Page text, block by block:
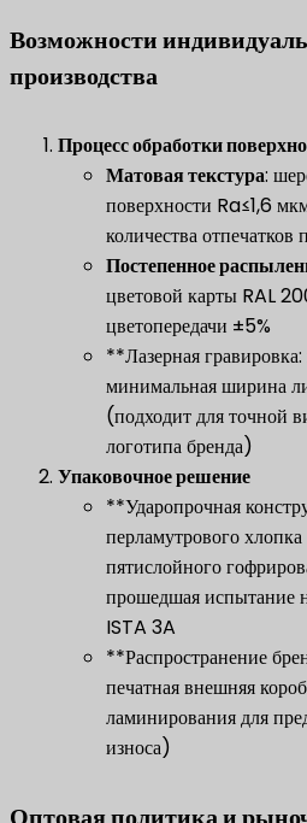
Возможности
производства
​Процесс обработки
Матовая текстура​:
поверхности Ra≤1,6
количества отпечатков
Постепенное
цветовой карты RAL
цветопередачи ±5%
**Лазерная
минимальная ширина
(подходит для точной
логотипа бренда)
​Упаковочное решение
**​Ударопрочная
перламутрового
пятислойного
прошедшая испытание
ISTA 3A
**​Распространение
печатная внешняя
ламинирования для
износа)